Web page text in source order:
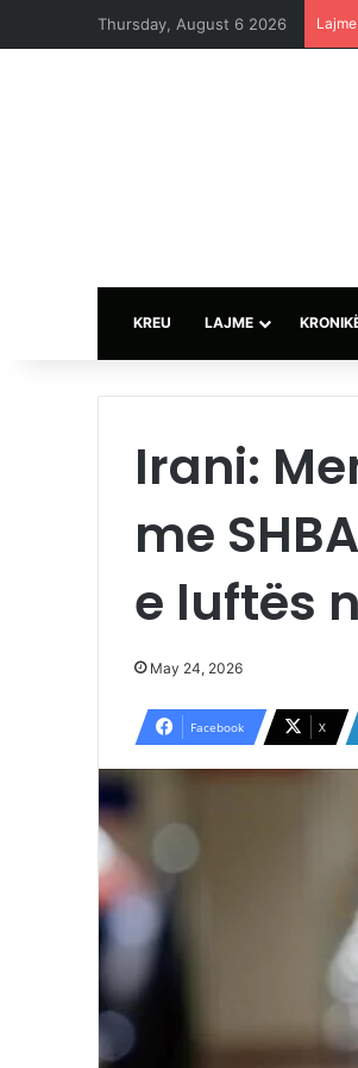
Thursday, August 6 2026
KREU LAJME
Irani:
me
e luftës
May 24, 2026
Facebook X